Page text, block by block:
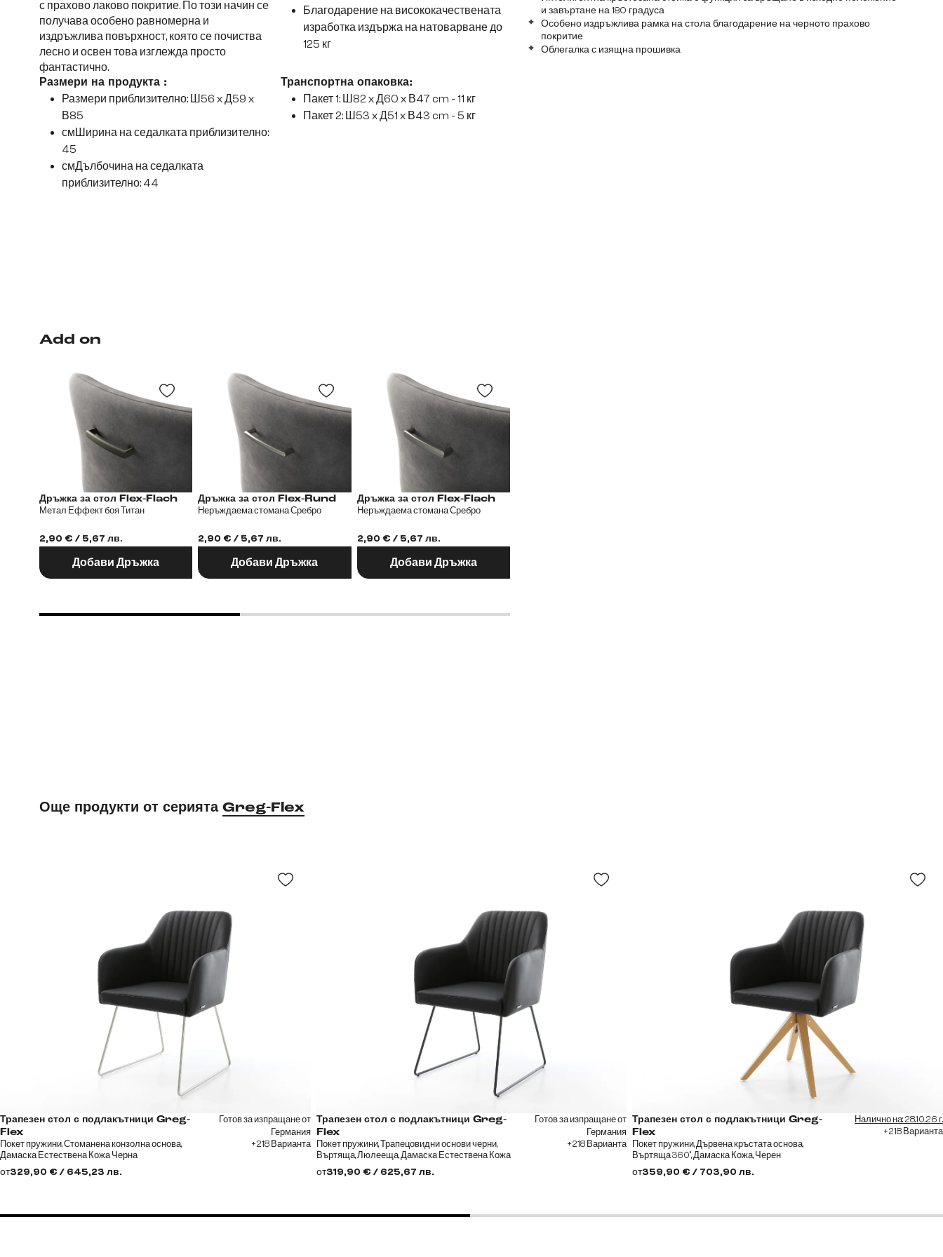
и завъртане на 180 градуса
Особено издръжлива рамка на стола благодарение на черното прахово
покритие
Облегалка с изящна прошивка
с прахово лаково покритие. По този начин се
получава особено равномерна и
издръжлива повърхност, която се почиства
лесно и освен това изглежда просто
фантастично.
Размери на продукта :
Размери приблизително: Ш56 x Д59 x
В85
смШирина на седалката приблизително:
45
смДълбочина на седалката
приблизително: 44
Благодарение на висококачествената
изработка издържа на натоварване до
125 кг
Транспортна опаковка:
Пакет 1: Ш82 x Д60 x В47 cm - 11 кг
Пакет 2: Ш53 x Д51 x В43 cm - 5 кг
Add on
Дръжка за стол Flex-Flach
Метал Еффект боя Титан
2,90 € / 5,67 лв.
Добави Дръжка
Дръжка за стол Flex-Rund
Неръждаема стомана Сребро
2,90 € / 5,67 лв.
Добави Дръжка
Дръжка за стол Flex-Flach
Неръждаема стомана Сребро
2,90 € / 5,67 лв.
Добави Дръжка
Още продукти от серията Greg-Flex
Трапезен стол с подлакътници Greg-
Flex
Покет пружини, Стоманена конзолна основа,
Дамаска Естествена Кожа Черна
от329,90 € / 645,23 лв.
Готов за изпращане от
Германия
+218 Варианта
Трапезен стол с подлакътници Greg-
Flex
Покет пружини, Трапецовидни основи черни,
Въртяща, Люлееща, Дамаска Естествена Кожа
Черна
от319,90 € / 625,67 лв.
Готов за изпращане от
Германия
+218 Варианта
Трапезен стол с подлакътници Greg-
Flex
Покет пружини, Дървена кръстата основа,
Въртяща 360°, Дамаска Кожа, Черен
от359,90 € / 703,90 лв.
Налично на: 28.10.26 г.
+218 Варианта